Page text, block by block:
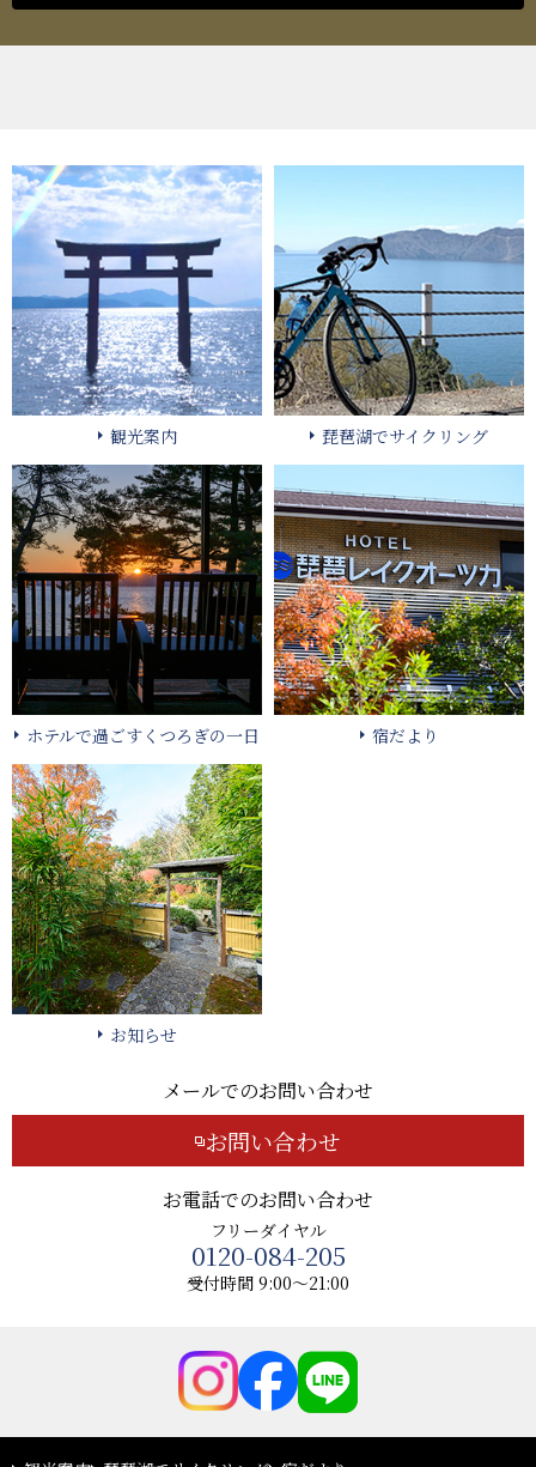
観光案内 琵琶湖でサイクリング
ホテルで過ごすくつろぎの一日 宿だより
お知らせ
メールでのお問い合わせ
お問い合わせ
お電話でのお問い合わせ
フリーダイヤル
0120-084-205
受付時間 9:00～21:00